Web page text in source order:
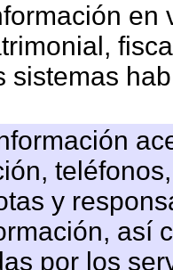
sistemas
y
así
por los